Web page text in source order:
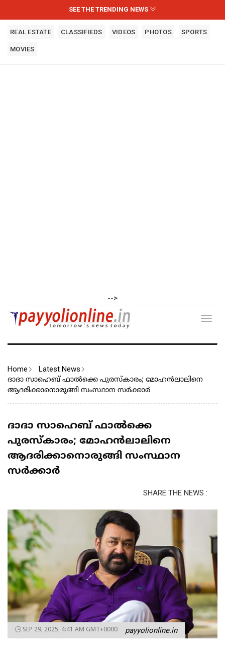
SEE THE TRENDING NEWS
REAL ESTATE CLASSIFIEDS VIDEOS PHOTOS SPORTS
MOVIES
-->
Home Latest News
ദാദാ സാഹെബ് ഫാൽക്കെ പുരസ്കാരം; മോഹൻലാലിനെ
ആദരിക്കാനൊരുങ്ങി സംസ്ഥാന സർക്കാർ
ദാദാ സാഹെബ് ഫാൽക്കെ
പുരസ്കാരം; മോഹൻലാലിനെ
ആദരിക്കാനൊരുങ്ങി സംസ്ഥാന
സർക്കാർ
SHARE THE NEWS :
SEP 29, 2025, 4:41 AM GMT+0000 payyolionline.in